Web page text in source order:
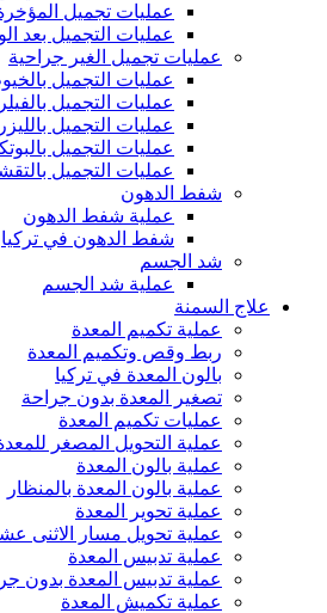
عمليات تجميل
عمليات التجميل بعد
عمليات تجميل الغير جراحية
عمليات التجميل
عمليات التجميل بالفيلر
عمليات التجميل بالليزر
عمليات التجميل
عمليات التجميل
شفط الدهون
عملية شفط الدهون
شفط الدهون في تركيا
شد الجسم
عملية شد الجسم
علاج السمنة
عملية تكميم المعدة
ربط وقص وتكميم المعدة
بالون المعدة في تركيا
تصغير المعدة بدون جراحة
عمليات تكميم المعدة
عملية التحويل المصغر
عملية بالون المعدة
عملية بالون المعدة بالمنظار
عملية تحوير المعدة
عملية تحويل مسار الاثنى
عملية تدبيس المعدة
عملية تدبيس المعدة بدون
عملية تكميش المعدة